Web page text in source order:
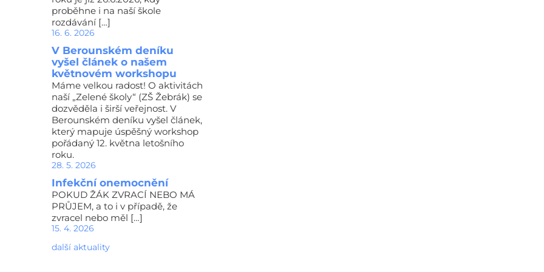
proběhne i na naší škole
rozdávání […]
16. 6. 2026
V Berounském deníku
vyšel článek o našem
květnovém workshopu
Máme velkou radost! O aktivitách
naší „Zelené školy“ (ZŠ Žebrák) se
dozvěděla i širší veřejnost. V
Berounském deníku vyšel článek,
který mapuje úspěšný workshop
pořádaný 12. května letošního
roku.
28. 5. 2026
Infekční onemocnění
POKUD ŽÁK ZVRACÍ NEBO MÁ
PRŮJEM, a to i v případě, že
zvracel nebo měl […]
15. 4. 2026
další aktuality